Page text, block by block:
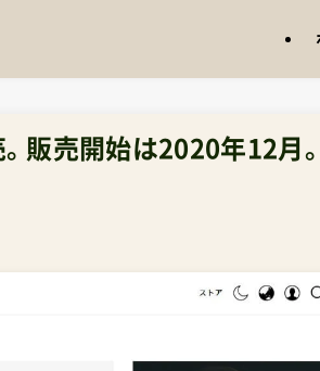
販売開始は2020年12月